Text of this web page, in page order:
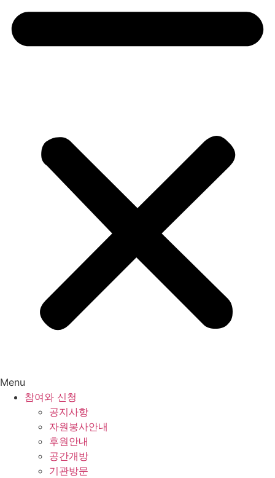
Menu
참여와 신청
공지사항
자원봉사안내
후원안내
공간개방
기관방문